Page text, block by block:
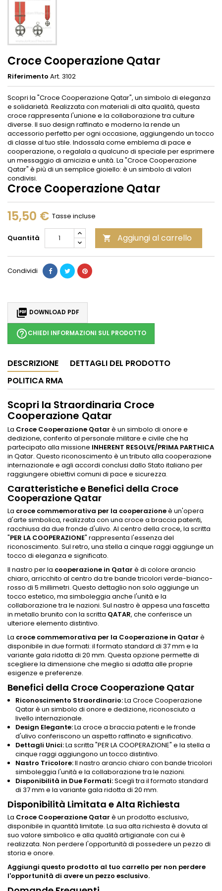
Croce Cooperazione Qatar
Riferimento Art. 3102
Scopri la "Croce Cooperazione Qatar", un simbolo di eleganza
e solidarietà. Realizzata con materiali di alta qualità, questa
croce rappresenta l'unione e la collaborazione tra culture
diverse. Il suo design raffinato e moderno la rende un
accessorio perfetto per ogni occasione, aggiungendo un tocco
di classe al tuo stile. Indossala come emblema di pace e
cooperazione, o regalala a qualcuno di speciale per esprimere
un messaggio di amicizia e unità. La "Croce Cooperazione
Qatar" è più di un semplice gioiello: è un simbolo di valori
condivisi.
Croce Cooperazione Qatar
15,50 € Tasse incluse
Quantità  Aggiungi al carrello
Condividi
 DOWNLOAD PDF
help_outlineCHIEDI INFORMAZIONI SUL PRODOTTO
DESCRIZIONE
DETTAGLI DEL PRODOTTO
POLITICA RMA
Scopri la Straordinaria Croce
Cooperazione Qatar
La Croce Cooperazione Qatar è un simbolo di onore e
dedizione, conferito al personale militare e civile che ha
partecipato alla missione INHERENT RESOLVE/PRIMA PARTHICA
in Qatar. Questo riconoscimento è un tributo alla cooperazione
internazionale e agli accordi conclusi dallo Stato italiano per
raggiungere obiettivi comuni di pace e sicurezza.
Caratteristiche e Benefici della Croce
Cooperazione Qatar
La croce commemorativa per la cooperazioneè un'opera
d'arte simbolica, realizzata con una croce a braccia patenti,
racchiusa da due fronde d'ulivo. Al centro della croce, la scritta
"PER LA COOPERAZIONE" rappresenta l'essenza del
riconoscimento. Sul retro, una stella a cinque raggi aggiunge un
tocco di eleganza e significato.
Il nastro per la cooperazione in Qatar è di colore arancio
chiaro, arricchito al centro da tre bande tricolori verde-bianco-
rosso di 5 millimetri. Questo dettaglio non solo aggiunge un
tocco estetico, ma simboleggia anche l'unità e la
collaborazione tra le nazioni. Sul nastro è appesa una fascetta
in metallo brunito con la scritta QATAR, che conferisce un
ulteriore elemento distintivo.
La croce commemorativa per la Cooperazione in Qatar è
disponibile in due formati: il formato standard di 37 mm e la
variante gala ridotta di 20 mm. Questa opzione permette di
scegliere la dimensione che meglio si adatta alle proprie
esigenze e preferenze.
Benefici della Croce Cooperazione Qatar
Riconoscimento Straordinario:La Croce Cooperazione
Qatar è un simbolo di onore e dedizione, riconosciuto a
livello internazionale.
Design Elegante:La croce a braccia patenti e le fronde
d'ulivo conferiscono un aspetto raffinato e significativo.
Dettagli Unici:La scritta "PER LA COOPERAZIONE" e la stella a
cinque raggi aggiungono un tocco distintivo.
Nastro Tricolore:Il nastro arancio chiaro con bande tricolori
simboleggia l'unità e la collaborazione tra le nazioni.
Disponibilità in Due Formati:Scegli tra il formato standard
di 37 mm e la variante gala ridotta di 20 mm.
Disponibilità Limitata e Alta Richiesta
La Croce Cooperazione Qatar è un prodotto esclusivo,
disponibile in quantità limitate. La sua alta richiesta è dovuta al
suo valore simbolico e alla qualità artigianale con cui è
realizzata. Non perdere l'opportunità di possedere un pezzo di
storia e onore.
Aggiungi questo prodotto al tuo carrello per non perdere
l'opportunità di avere un pezzo esclusivo.